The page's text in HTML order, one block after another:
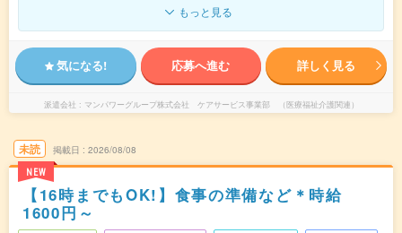
もっと見る
気になる! 応募へ進む 詳しく見る
派遣会社 マンパワーグループ株式会社 ケアサービス事業部 （医療福祉介護関連）
未読
NEW
掲載日 2026/08/08
【16時までもOK!】食事の準備など＊時給
1600円～